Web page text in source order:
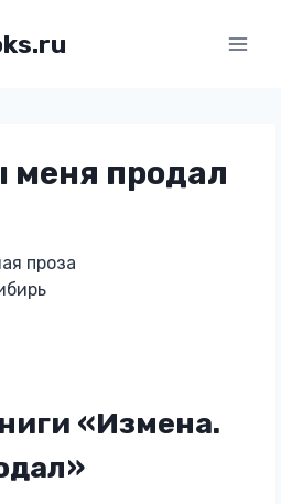
меня продал
проза
«Измена.